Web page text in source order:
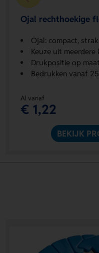
Ojal rechthoekige
Ojal: compact,
Keuze uit meerdere
Drukpositie op
Bedrukken vanaf
Al vanaf
€ 1,22
BEKIJK